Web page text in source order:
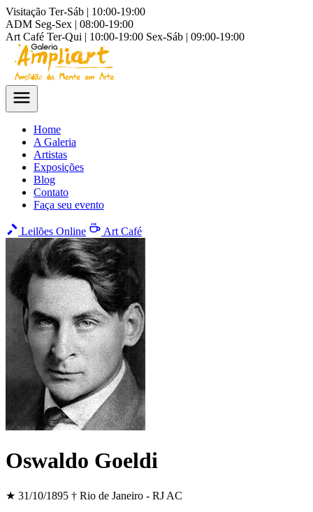
Visitação Ter-Sáb | 10:00-19:00
ADM Seg-Sex | 08:00-19:00
Art Café Ter-Qui | 10:00-19:00 Sex-Sáb | 09:00-19:00
Home
A Galeria
Artistas
Exposições
Blog
Contato
Faça seu evento
Leilões Online Art Café
Oswaldo Goeldi
★ 31/10/1895 † Rio de Janeiro - RJ AC